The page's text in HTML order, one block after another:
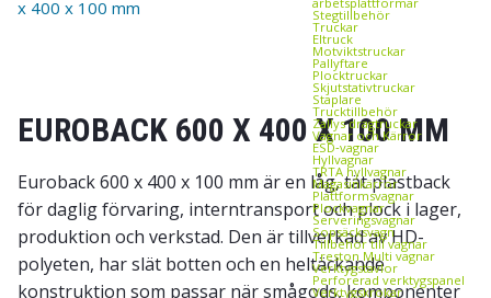
Stegtillbehör
Truckar
Eltruck
Motviktstruckar
Pallyftare
Plocktruckar
Skjutstativtruckar
Staplare
Trucktillbehör
Zallys dragtruckar
Vagnar och Kärror
ESD‑vagnar
Hyllvagnar
TRTA hyllvagnar
Magasinkärror
Plattformsvagnar
Plockvagnar
Serveringsvagnar
Sopsäcksvagn
Tillbehör till vagnar
Treston Multi vagnar
Verktygstavlor
Perforerad verktygspanel
Verktygskrokar
x 400 x 100 mm
EUROBACK 600 X 400 X 100 MM
Euroback 600 x 400 x 100 mm är en låg, tät plastback
för daglig förvaring, interntransport och plock i lager,
produktion och verkstad. Den är tillverkad av HD-
polyeten, har slät botten och en heltäckande
konstruktion som passar när smågods, komponenter